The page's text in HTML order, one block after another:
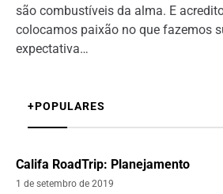
são combustíveis da alma. E
colocamos paixão no que fazemos
expectativa…
+POPULARES
Califa RoadTrip: Planejamento
1 de setembro de 2019